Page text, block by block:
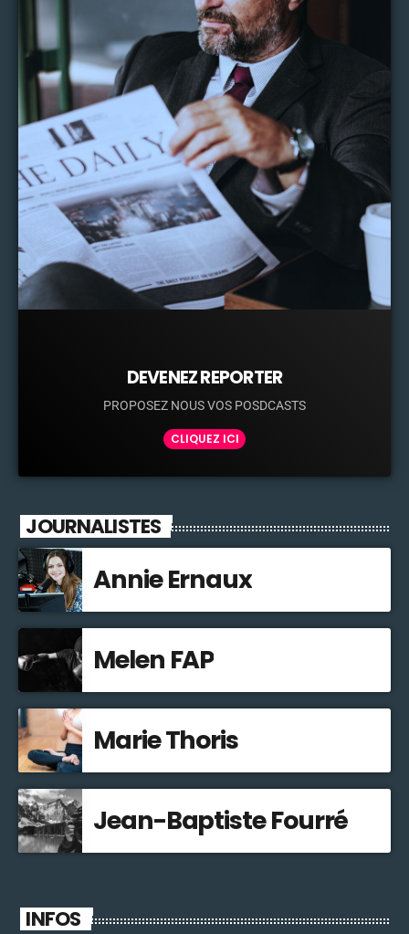
DEVENEZ REPORTER
PROPOSEZ NOUS VOS POSDCASTS
CLIQUEZ ICI
JOURNALISTES
Annie Ernaux
Melen FAP
Marie Thoris
Jean-Baptiste Fourré
INFOS